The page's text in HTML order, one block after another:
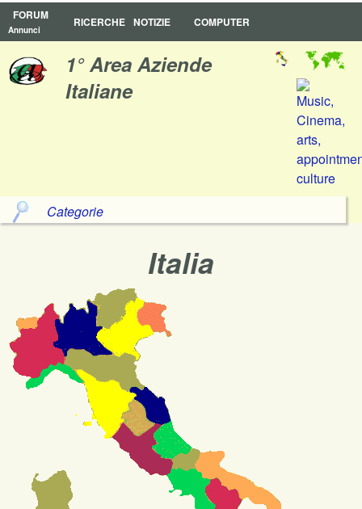
FORUM
Annunci
RICERCHE NOTIZIE COMPUTER
1° Area Aziende
Italiane
Categorie
Italia